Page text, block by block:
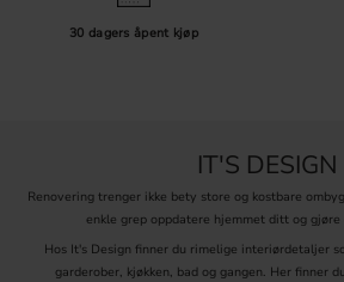
30 dagers åpent kjøp
IT'S DESIGN
Renovering trenger ikke bety store og kostbare
enkle grep oppdatere hjemmet ditt og
Hos It's Design finner du rimelige interiørdetaljer
garderober, kjøkken, bad og gangen. Her finner